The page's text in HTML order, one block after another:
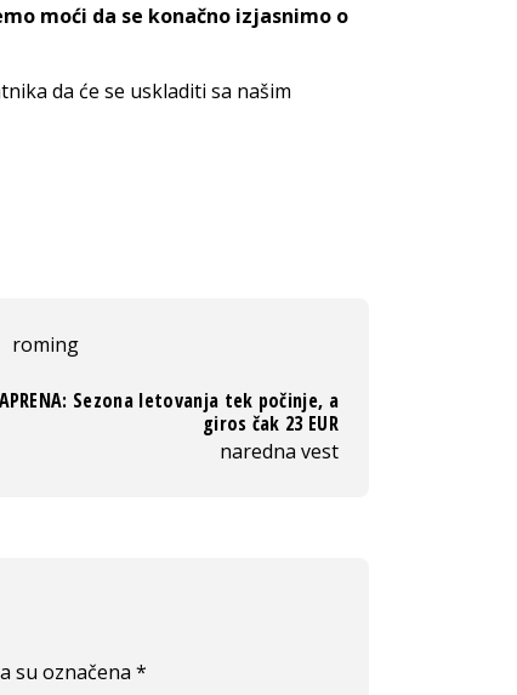
moći da se konačno izjasnimo o
da će se uskladiti sa našim
roming
Sezona letovanja tek počinje, a
giros čak 23 EUR
naredna vest
su označena *